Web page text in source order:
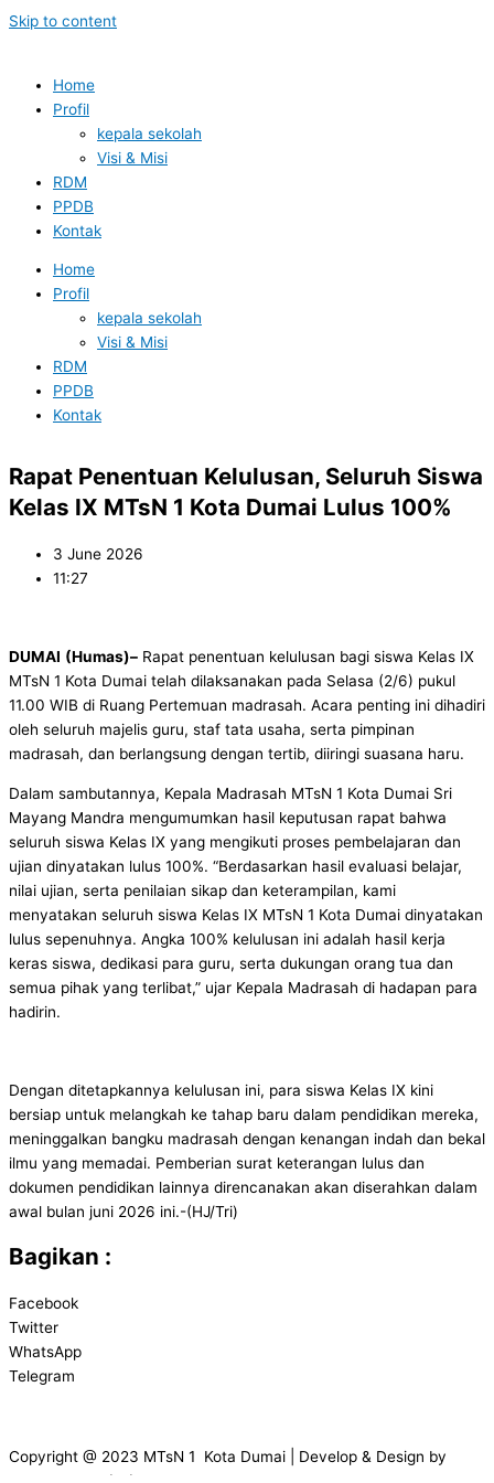
Skip to content
Home
Profil
kepala sekolah
Visi & Misi
RDM
PPDB
Kontak
Home
Profil
kepala sekolah
Visi & Misi
RDM
PPDB
Kontak
Rapat Penentuan Kelulusan, Seluruh Siswa
Kelas IX MTsN 1 Kota Dumai Lulus 100%
3 June 2026
11:27
DUMAI (Humas)– Rapat penentuan kelulusan bagi siswa Kelas IX
MTsN 1 Kota Dumai telah dilaksanakan pada Selasa (2/6) pukul
11.00 WIB di Ruang Pertemuan madrasah. Acara penting ini dihadiri
oleh seluruh majelis guru, staf tata usaha, serta pimpinan
madrasah, dan berlangsung dengan tertib, diiringi suasana haru.
Dalam sambutannya, Kepala Madrasah MTsN 1 Kota Dumai Sri
Mayang Mandra mengumumkan hasil keputusan rapat bahwa
seluruh siswa Kelas IX yang mengikuti proses pembelajaran dan
ujian dinyatakan lulus 100%. “Berdasarkan hasil evaluasi belajar,
nilai ujian, serta penilaian sikap dan keterampilan, kami
menyatakan seluruh siswa Kelas IX MTsN 1 Kota Dumai dinyatakan
lulus sepenuhnya. Angka 100% kelulusan ini adalah hasil kerja
keras siswa, dedikasi para guru, serta dukungan orang tua dan
semua pihak yang terlibat,” ujar Kepala Madrasah di hadapan para
hadirin.
Dengan ditetapkannya kelulusan ini, para siswa Kelas IX kini
bersiap untuk melangkah ke tahap baru dalam pendidikan mereka,
meninggalkan bangku madrasah dengan kenangan indah dan bekal
ilmu yang memadai. Pemberian surat keterangan lulus dan
dokumen pendidikan lainnya direncanakan akan diserahkan dalam
awal bulan juni 2026 ini.-(HJ/Tri)
Bagikan :
Facebook
Twitter
WhatsApp
Telegram
Copyright @ 2023 MTsN 1 Kota Dumai | Develop & Design by